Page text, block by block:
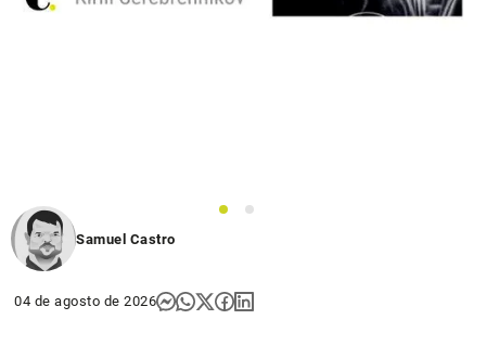
1
2
Samuel Castro
04 de agosto de 2026